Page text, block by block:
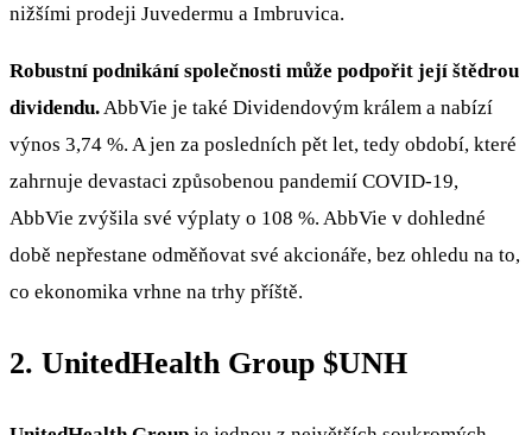
nižšími prodeji Juvedermu a Imbruvica.
Robustní podnikání společnosti může podpořit její štědrou
dividendu. AbbVie je také Dividendovým králem a nabízí
výnos 3,74 %. A jen za posledních pět let, tedy období, které
zahrnuje devastaci způsobenou pandemií COVID-19,
AbbVie zvýšila své výplaty o 108 %. AbbVie v dohledné
době nepřestane odměňovat své akcionáře, bez ohledu na to,
co ekonomika vrhne na trhy příště.
2. UnitedHealth Group $UNH